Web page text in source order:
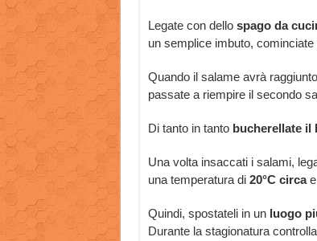
Legate con dellospago da
un semplice imbuto, cominciate
Quando il salame avrà
passate a riempire il secondo
Di tanto in tanto bucherellate il
Una volta insaccati i salami,
una temperatura di 20°C circae
Quindi, spostateli in unluogo
Durante la stagionatura